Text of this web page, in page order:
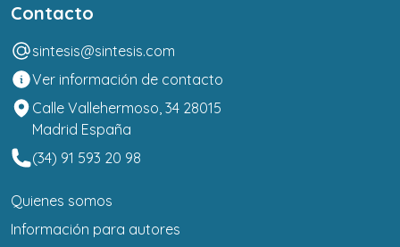
Contacto
sintesis@sintesis.com
Ver información de contacto
Calle Vallehermoso, 34 28015
Madrid España
(34) 91 593 20 98
Quienes somos
Información para autores